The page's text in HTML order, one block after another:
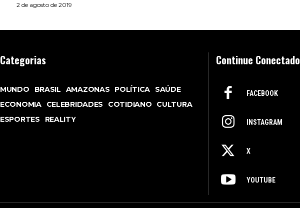
2 de agosto de 2019
Categorias
MUNDO BRASIL AMAZONAS POLÍTICA
SAÚDE
ECONOMIA
CELEBRIDADES COTIDIANO
CULTURA
ESPORTES
REALITY
Continue Conectado
FACEBOOK
INSTAGRAM
X
YOUTUBE